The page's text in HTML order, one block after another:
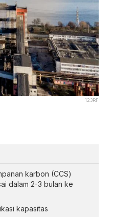
123RF
karbon (CCS)
dalam 2-3 bulan ke
kapasitas